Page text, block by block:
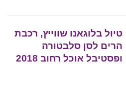
טיול בלוגאנו שווייץ, רכבת
הרים לסן סלבטורה
ופסטיבל אוכל רחוב 2018